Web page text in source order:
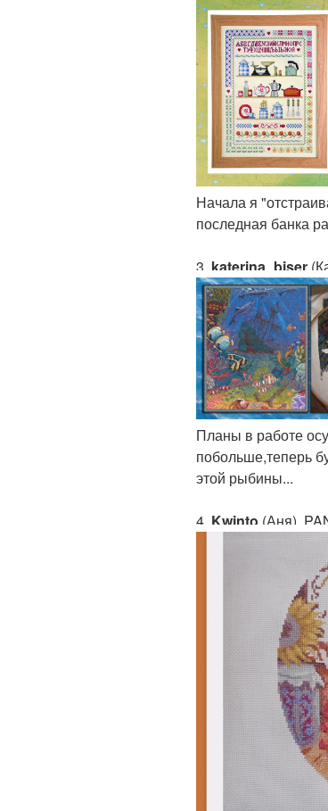
Начала я
последная банка
3. katerina_biser
Планы в работе
побольше,теперь
этой рыбины...
4. Kwinto (Аня).